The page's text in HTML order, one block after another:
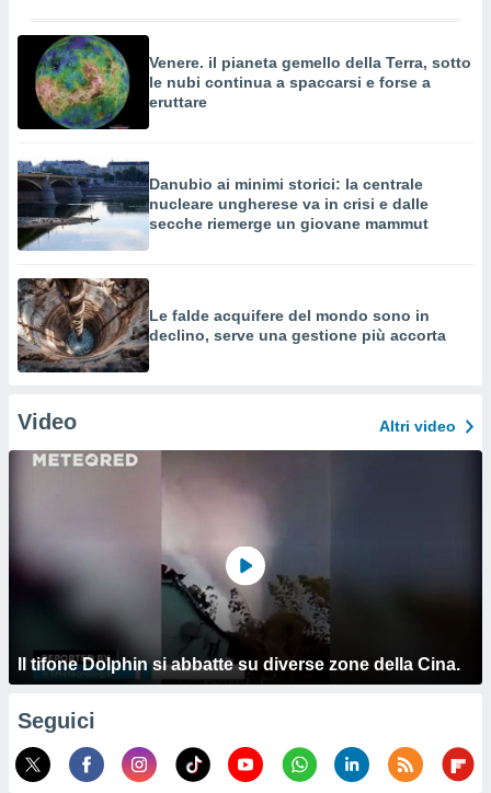
Venere. il pianeta gemello della Terra, sotto
le nubi continua a spaccarsi e forse a
eruttare
Danubio ai minimi storici: la centrale
nucleare ungherese va in crisi e dalle
secche riemerge un giovane mammut
Le falde acquifere del mondo sono in
declino, serve una gestione più accorta
Video Altri video
Il tifone Dolphin si abbatte su diverse zone della Cina.
Seguici